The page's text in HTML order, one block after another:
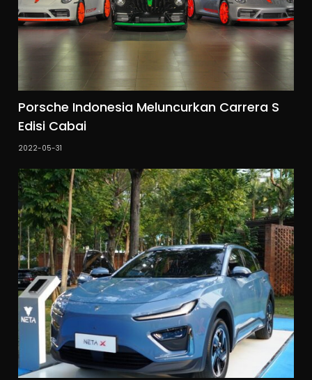
Porsche Indonesia Meluncurkan Carrera S
Edisi Cabai
2022-05-31